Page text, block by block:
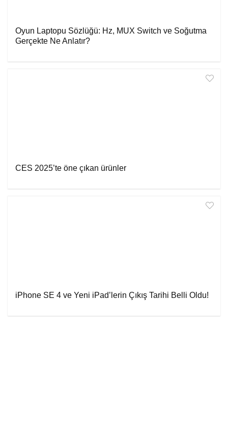
Oyun Laptopu Sözlüğü: Hz, MUX Switch ve Soğutma
Gerçekte Ne Anlatır?
CES 2025’te öne çıkan ürünler
iPhone SE 4 ve Yeni iPad’lerin Çıkış Tarihi Belli Oldu!